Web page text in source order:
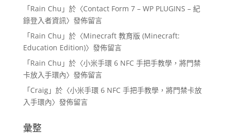
「Rain Chu 」於〈Contact Form 7 – WP PLUGINS – 紀
錄登入者資訊〉發佈留言
「Rain Chu 」於〈Minecraft 教育版 (Minecraft:
Education Edition)〉發佈留言
「Rain Chu 」於〈小米手環 6 NFC 手把手教學，將門禁
卡放入手環內〉發佈留言
「Craig」於〈小米手環 6 NFC 手把手教學，將門禁卡放
入手環內〉發佈留言
彙整